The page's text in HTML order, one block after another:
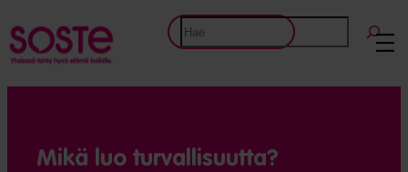
Etsi
Mikä luo turvallisuutta?